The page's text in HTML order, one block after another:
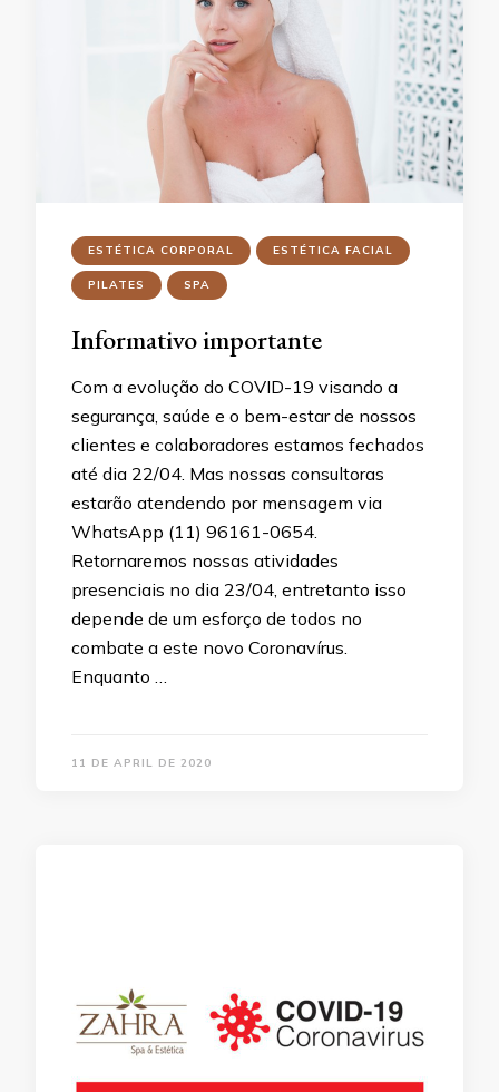
ESTÉTICA CORPORAL ESTÉTICA FACIAL
PILATES SPA
Informativo importante
Com a evolução do COVID-19 visando a
segurança, saúde e o bem-estar de nossos
clientes e colaboradores estamos fechados
até dia 22/04. Mas nossas consultoras
estarão atendendo por mensagem via
WhatsApp (11) 96161-0654.
Retornaremos nossas atividades
presenciais no dia 23/04, entretanto isso
depende de um esforço de todos no
combate a este novo Coronavírus.
Enquanto …
11 DE APRIL DE 2020